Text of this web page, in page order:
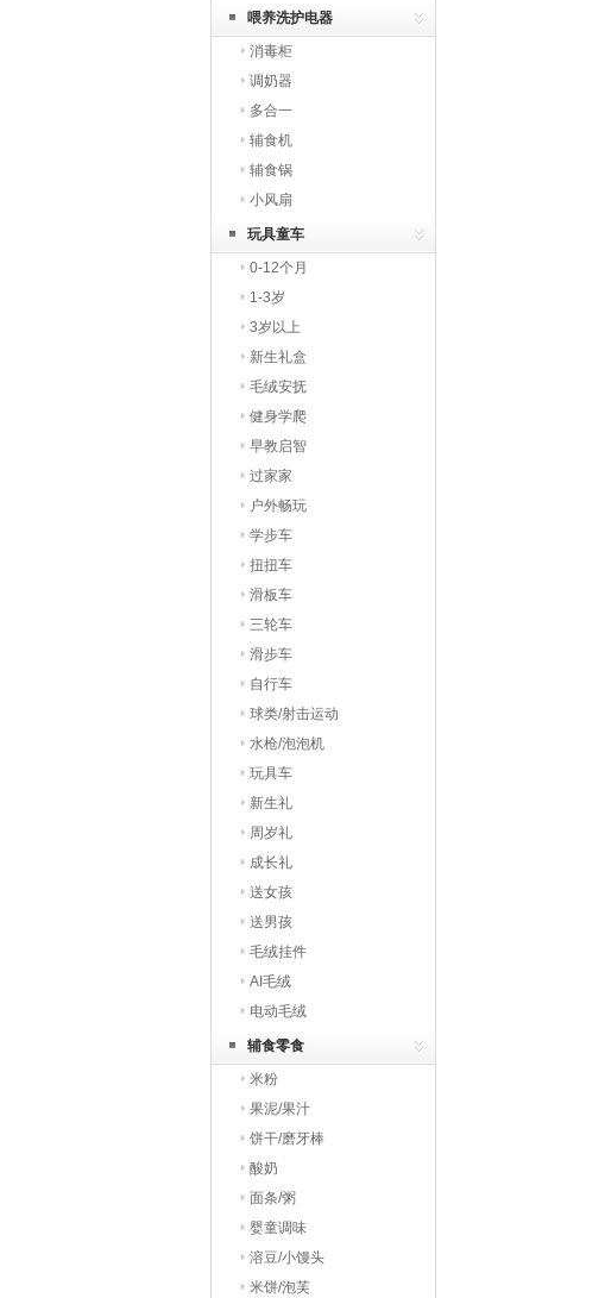
喂养洗护电器
消毒柜
调奶器
多合一
辅食机
辅食锅
小风扇
玩具童车
0-12个月
1-3岁
3岁以上
新生礼盒
毛绒安抚
健身学爬
早教启智
过家家
户外畅玩
学步车
扭扭车
滑板车
三轮车
滑步车
自行车
球类/射击运动
水枪/泡泡机
玩具车
新生礼
周岁礼
成长礼
送女孩
送男孩
毛绒挂件
AI毛绒
电动毛绒
辅食零食
米粉
果泥/果汁
饼干/磨牙棒
酸奶
面条/粥
婴童调味
溶豆/小馒头
米饼/泡芙